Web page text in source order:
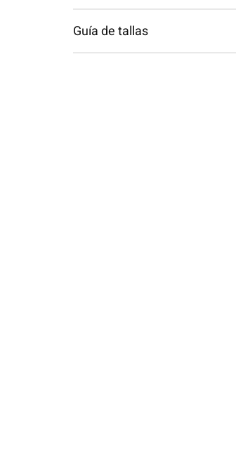
Guía de tallas